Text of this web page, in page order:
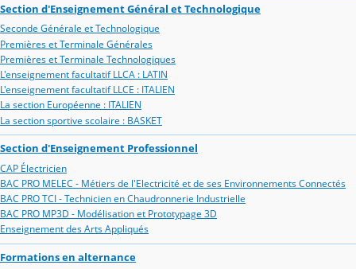
Section d'Enseignement Général et Technologique
Seconde Générale et Technologique
Premières et Terminale Générales
Premières et Terminale Technologiques
L'enseignement facultatif LLCA : LATIN
L'enseignement facultatif LLCE : ITALIEN
La section Européenne : ITALIEN
La section sportive scolaire : BASKET
Section d'Enseignement Professionnel
CAP Électricien
BAC PRO MELEC - Métiers de l'Electricité et de ses Environnements Connectés
BAC PRO TCI - Technicien en Chaudronnerie Industrielle
BAC PRO MP3D - Modélisation et Prototypage 3D
Enseignement des Arts Appliqués
Formations en alternance